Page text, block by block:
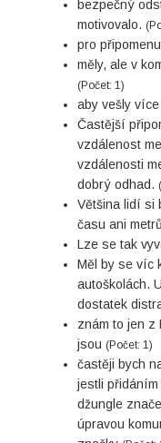
bezpečný
motivovalo.
pro
měly, ale v
(Počet: 1)
aby vešly
Častější
vzdálenost
vzdálenosti
dobrý odhad.
Většina lidí si
času ani
Lze se tak
Měl by se víc
autoškolách.
dostatek
znám to jen z
jsou (Počet: 1)
častěji bych
jestli
džungle
úpravou